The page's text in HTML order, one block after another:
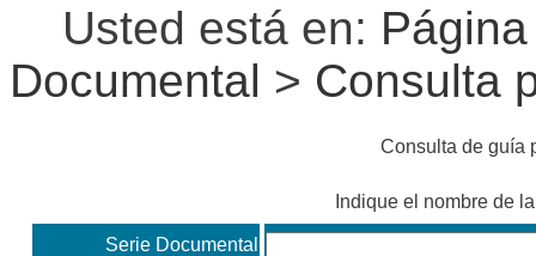
Usted está en:
Documental > Consulta
Consulta de
Indique el nombre de
Serie Documental